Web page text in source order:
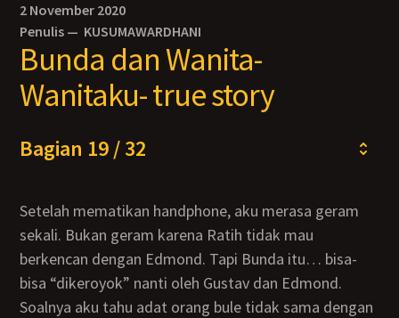
2 November 2020
Penulis — KUSUMAWARDHANI
Bunda dan Wanita-
Wanitaku- true story
Bagian 19 / 32
Setelah mematikan handphone, aku merasa geram
sekali. Bukan geram karena Ratih tidak mau
berkencan dengan Edmond. Tapi Bunda itu… bisa-
bisa “dikeroyok” nanti oleh Gustav dan Edmond.
Soalnya aku tahu adat orang bule tidak sama dengan